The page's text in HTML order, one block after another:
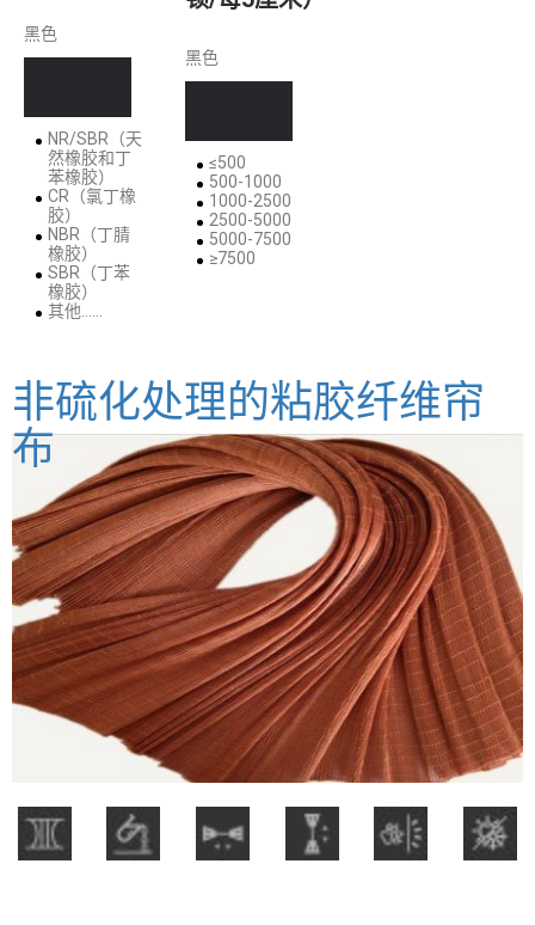
黑色
NR/SBR（天
然橡胶和丁
苯橡胶）
CR（氯丁橡
胶）
NBR（丁腈
橡胶）
SBR（丁苯
橡胶）
其他……
黑色
≤500
500-1000
1000-2500
2500-5000
5000-7500
≥7500
非硫化处理的粘胶纤维帘
布